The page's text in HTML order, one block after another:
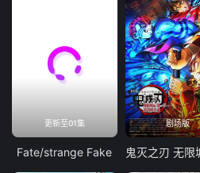
更新至01集
Fate/strange Fake
剧场版